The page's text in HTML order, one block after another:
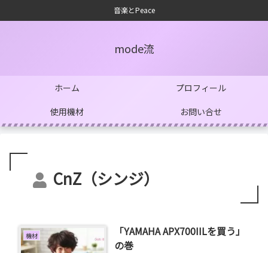
音楽とPeace
mode流
ホーム
プロフィール
使用機材
お問い合せ
CnZ（シンジ）
機材
「YAMAHA APX700IILを買う」
の巻